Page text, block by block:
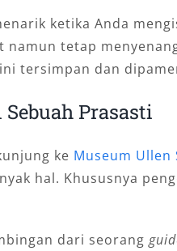
ketika Anda
namun tetap
tersimpan dan
Prasasti
ke Museum Ullen
hal. Khususnya
dari seorang